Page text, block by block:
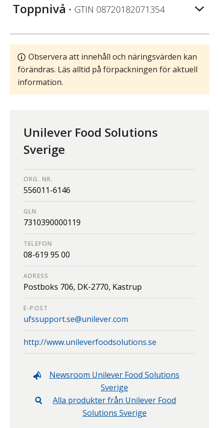
Toppnivå • GTIN 08720182071354
Observera att innehåll och näringsvärden kan
förändras. Läs alltid på förpackningen för aktuell
information.
Unilever Food Solutions
Sverige
ORG. NR.
556011-6146
GLN
7310390000119
TELEFON
08-619 95 00
ADRESS
Postboks 706, DK-2770, Kastrup
E-POST
ufssupport.se@unilever.com
http://www.unileverfoodsolutions.se
Newsroom Unilever Food Solutions
Sverige
Alla produkter från Unilever Food
Solutions Sverige